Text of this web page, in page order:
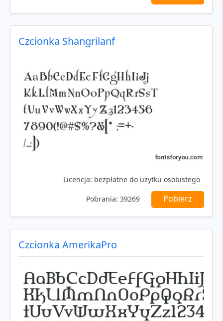
Czcionka Shangrilanf
Licencja: bezpłatne do użytku osobistego
Pobrania: 39269 Pobierz
Czcionka AmerikaPro